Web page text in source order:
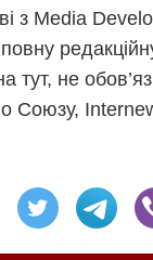
з Media
тут, не
Союзу,